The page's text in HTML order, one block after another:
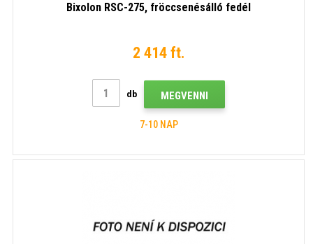
Bixolon RSC-275, fröccsenésálló fedél
2 414 ft.
db MEGVENNI
7-10 NAP